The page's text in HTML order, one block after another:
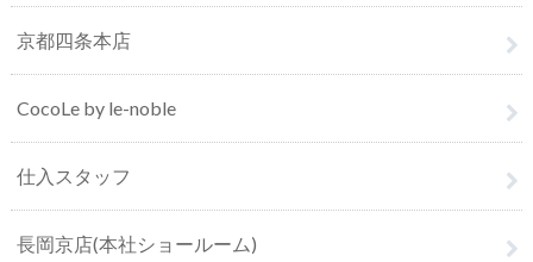
京都四条本店
CocoLe by le-noble
仕入スタッフ
長岡京店(本社ショールーム)